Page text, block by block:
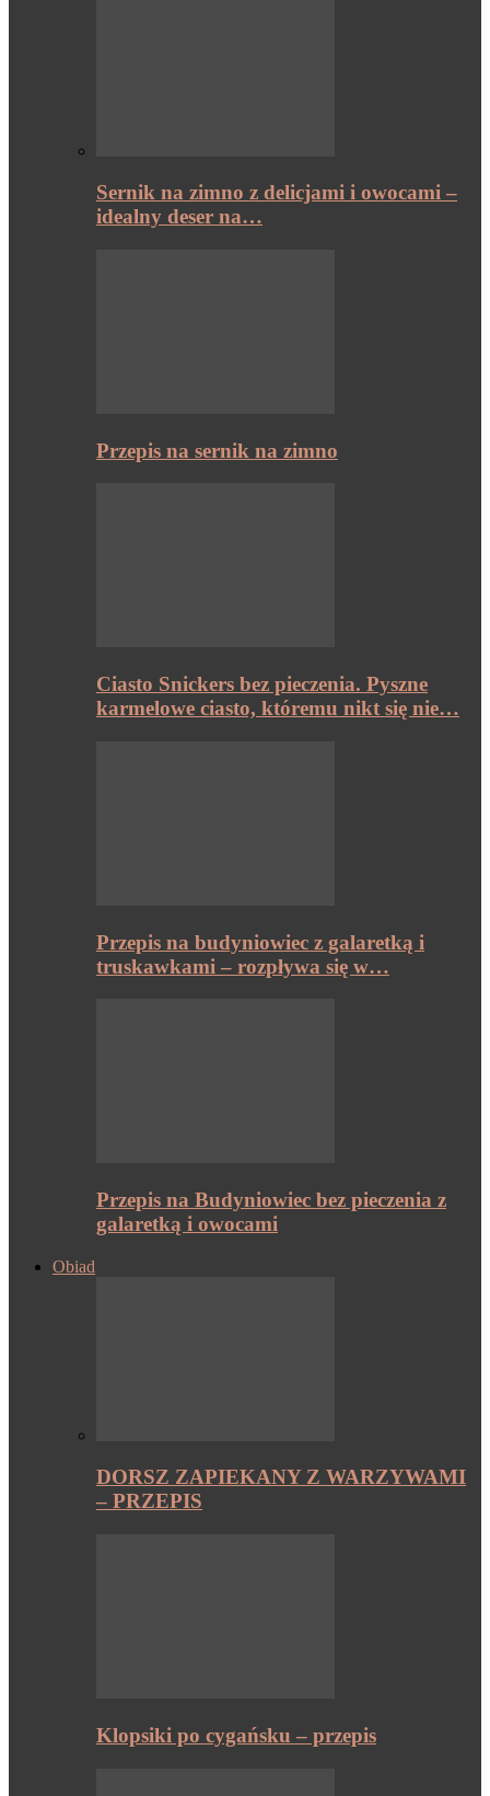
Sernik na zimno z delicjami i owocami –
idealny deser na…
Przepis na sernik na zimno
Ciasto Snickers bez pieczenia. Pyszne
karmelowe ciasto, któremu nikt się nie…
Przepis na budyniowiec z galaretką i
truskawkami – rozpływa się w…
Przepis na Budyniowiec bez pieczenia z
galaretką i owocami
Obiad
DORSZ ZAPIEKANY Z WARZYWAMI
– PRZEPIS
Klopsiki po cygańsku – przepis